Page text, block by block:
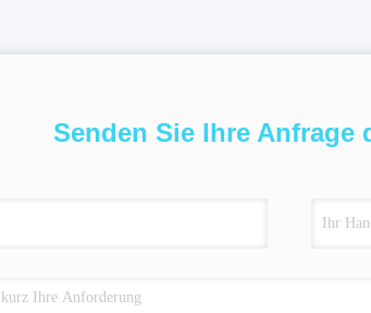
Senden Sie Ihre Anfrage